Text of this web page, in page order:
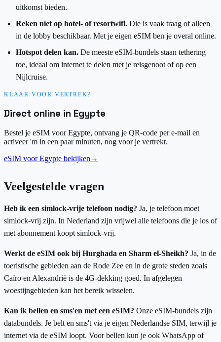
uitkomst bieden.
Reken niet op hotel- of resortwifi. Die is vaak traag of alleen
in de lobby beschikbaar. Met je eigen eSIM ben je overal online.
Hotspot delen kan. De meeste eSIM-bundels staan tethering
toe, ideaal om internet te delen met je reisgenoot of op een
Nijlcruise.
KLAAR VOOR VERTREK?
Direct online in Egypte
Bestel je eSIM voor Egypte, ontvang je QR-code per e-mail en
activeer 'm in een paar minuten, nog voor je vertrekt.
eSIM voor Egypte bekijken →
Veelgestelde vragen
Heb ik een simlock-vrije telefoon nodig? Ja, je telefoon moet
simlock-vrij zijn. In Nederland zijn vrijwel alle telefoons die je los of
met abonnement koopt simlock-vrij.
Werkt de eSIM ook bij Hurghada en Sharm el-Sheikh? Ja, in de
toeristische gebieden aan de Rode Zee en in de grote steden zoals
Caïro en Alexandrië is de 4G-dekking goed. In afgelegen
woestijngebieden kan het bereik wisselen.
Kan ik bellen en sms'en met een eSIM? Onze eSIM-bundels zijn
databundels. Je belt en sms't via je eigen Nederlandse SIM, terwijl je
internet via de eSIM loopt. Voor bellen kun je ook WhatsApp of